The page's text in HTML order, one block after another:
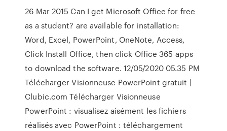
26 Mar 2015 Can I get Microsoft Office for free
as a student? are available for installation:
Word, Excel, PowerPoint, OneNote, Access,
Click Install Office, then click Office 365 apps
to download the software. 12/05/2020 05.35 PM
Télécharger Visionneuse PowerPoint gratuit |
Clubic.com Télécharger Visionneuse
PowerPoint : visualisez aisément les fichiers
réalisés avec PowerPoint : téléchargement